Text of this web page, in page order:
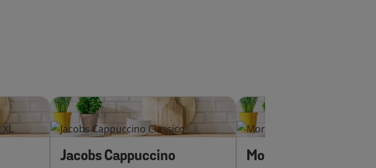
Jacobs Cappuccino
Morning Café XL